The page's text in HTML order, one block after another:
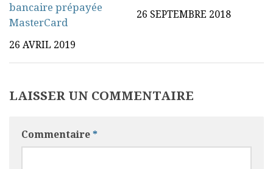
bancaire prépayée
MasterCard
26 AVRIL 2019
26 SEPTEMBRE 2018
LAISSER UN COMMENTAIRE
Commentaire *